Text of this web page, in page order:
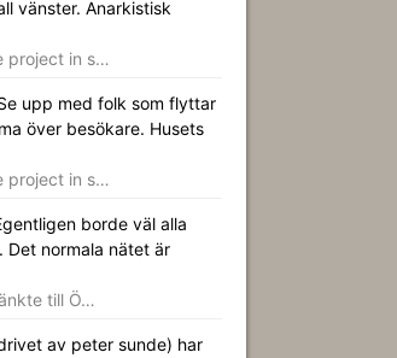
vänster. Anarkistisk
project in s…
upp med folk som flyttar
över besökare. Husets
project in s…
borde väl alla
Det normala nätet är
till Ö…
av peter sunde) har